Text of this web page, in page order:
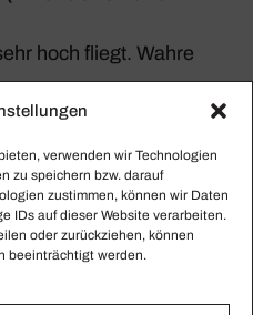
verwenden wir Technologien
zu speichern bzw. darauf
zustimmen, können wir Daten
IDs auf dieser Website verarbeiten.
oder zurückziehen, können
beeinträchtigt werden.
hoch ﬂiegt. Wahre
für Abon­nenten)
Unga­ri­sche Tänze
einem groß­ar­tigen